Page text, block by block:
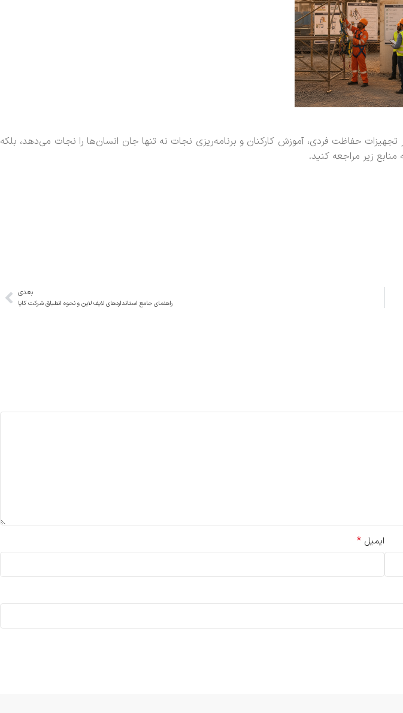
تجهیزات حفاظت فردی، آموزش کارکنان و برنامه‌ریزی نجات نه تنها جان انسان‌ها را نجات می‌دهد، بلکه
زیر مراجعه کنید.
بعدی
راهنمای جامع استانداردهای لایف لاین و نحوه انطباق شرکت کایا
ایمیل *